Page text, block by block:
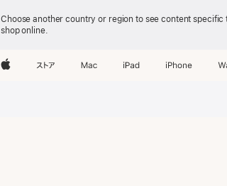
Choose another country or region to see content specific
shop online.
Appleストア Mac iPad iPhone
Mac mini